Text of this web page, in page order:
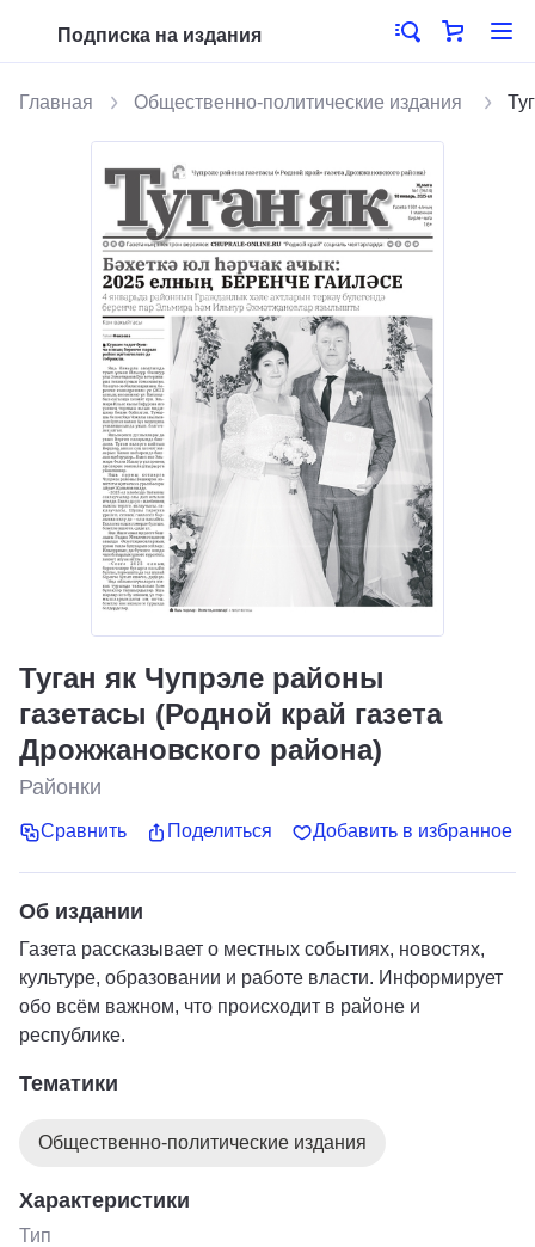
Подписка на издания
Главная Общественно-политические издания
Туган як Чупрэле районы
газетасы (Родной край газета
Дрожжановского района)
Районки
Сравнить Поделиться Добавить в избранное
Об издании
Газета рассказывает о местных событиях, новостях,
культуре, образовании и работе власти. Информирует
обо всём важном, что происходит в районе и
республике.
Тематики
Общественно-политические издания
Характеристики
Тип